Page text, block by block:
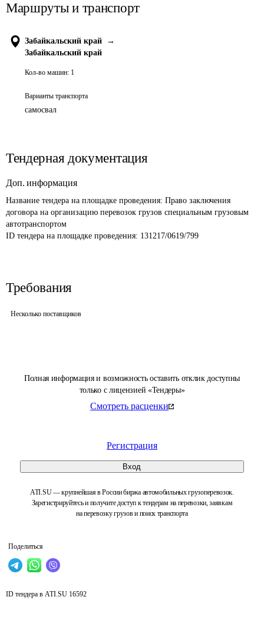
Полная информация и возможность оставить отклик доступны
только с лицензией «Тендеры»
Смотреть расценки
Регистрация
Вход
ATI.SU — крупнейшая в России биржа автомобильных грузоперевозок.
Зарегистрируйтесь и получите доступ к тендерам на перевозки, заявкам
на перевозку грузов и поиск транспорта
Поделиться
Маршруты и транспорт
Забайкальский край
→
Забайкальский край
Кол-во машин: 1
Варианты транспорта
самосвал
Тендерная документация
Доп. информация
Название тендера на площадке проведения: Право заключения
договора на организацию перевозок грузов специальным грузовым
автотранспортом
ID тендера на площадке проведения: 131217/0619/799
Требования
Несколько поставщиков
ID тендера в ATI.SU 16592